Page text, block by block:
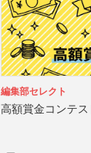
編集部セレクト
高額賞金コンテス